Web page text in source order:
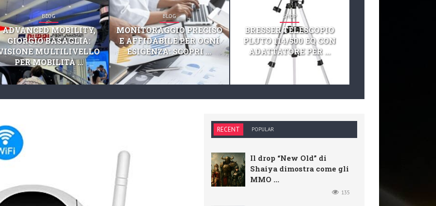
BLOG
ADVANCED MOBILITY,
GIORGIO BASAGLIA:
MULTILIVELLO
PER MOBILITÀ ...
BLOG
MONITORAGGIO PRECISO
E AFFIDABILE PER OGNI
ESIGENZA: SCOPRI ...
SHOP
BRESSER TELESCOPIO
PLUTO 114/500 EQ CON
ADATTATORE PER ...
RECENT POPULAR
Il drop “New Old” di
Shaiya dimostra come gli
MMO ...
135